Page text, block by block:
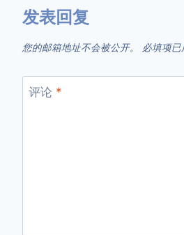
发表回复
您的邮箱地址不会被公开。 必填项已
评论 *